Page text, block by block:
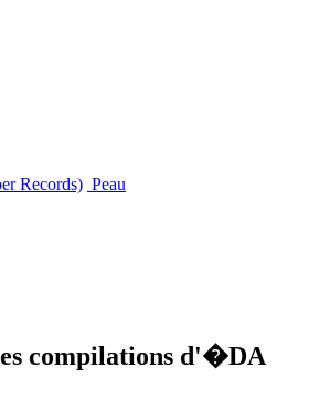
Records) Peau
compilations d'�DA